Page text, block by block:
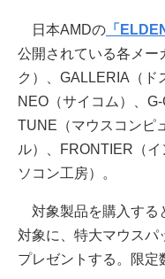
日本AMDの 「
公開されている各メー
ク）、GALLERIA（ド
NEO（サイコム）、
TUNE（マウスコンピ
ル）、FRONTIER（
ソコン工房）。
対象製品を購入する
対象に、特大マウスパ
プレゼントする。限定